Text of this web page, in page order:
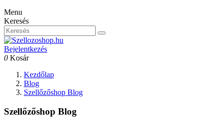
Menu
Keresés
Bejelentkezés
0 Kosár
Kezdőlap
Blog
Szellőzőshop Blog
Szellőzőshop Blog